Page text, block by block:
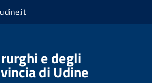
e degli
di Udine